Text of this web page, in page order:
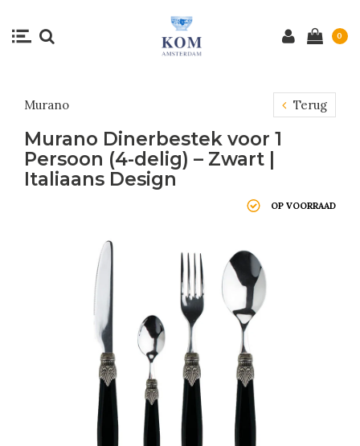
0
Murano Terug
Murano Dinerbestek voor 1
Persoon (4-delig) – Zwart |
Italiaans Design
OP VOORRAAD